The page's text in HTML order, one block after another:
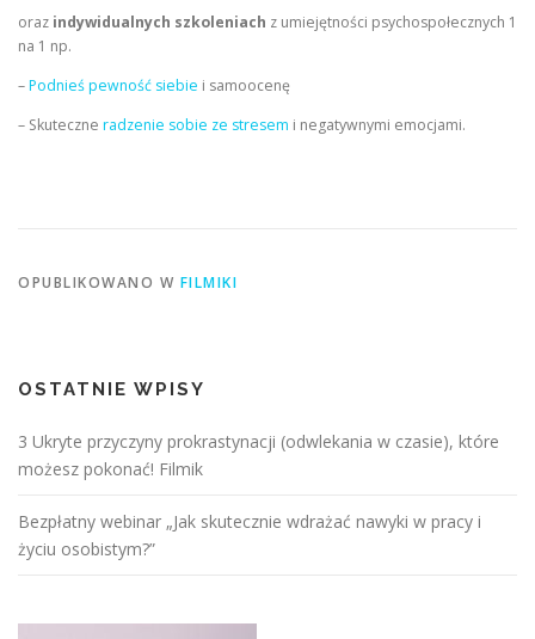
oraz indywidualnych szkoleniach z umiejętności psychospołecznych 1
na 1 np.
–Podnieś pewność siebie i samoocenę
– Skuteczne radzenie sobie ze stresem i negatywnymi emocjami.
OPUBLIKOWANO W FILMIKI
OSTATNIE WPISY
3 Ukryte przyczyny prokrastynacji (odwlekania w czasie), które
możesz pokonać! Filmik
Bezpłatny webinar „Jak skutecznie wdrażać nawyki w pracy i
życiu osobistym?”